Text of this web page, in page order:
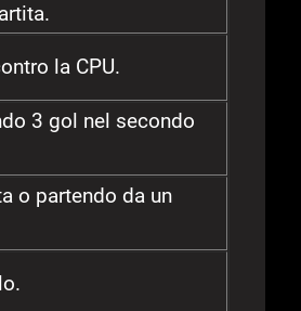
la CPU.
3 gol nel secondo
o partendo da un